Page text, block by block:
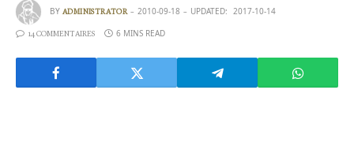
BY ADMINISTRATOR 2010-09-18 UPDATED: 2017-10-14
14 COMMENTAIRES 6 MINS READ